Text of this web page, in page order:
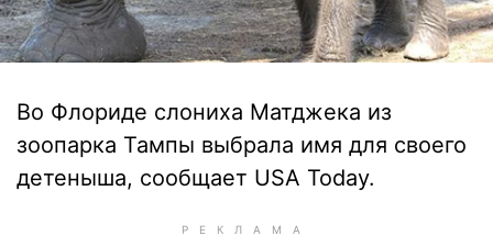
Во Флориде слониха Матджека из
зоопарка Тампы выбрала имя для своего
детеныша, сообщает USA Today.